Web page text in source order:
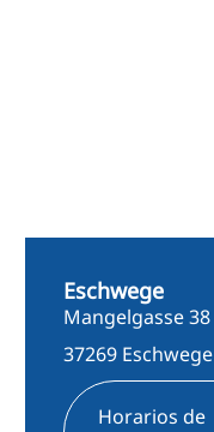
Eschwege
Mangelgasse 38
37269 Eschwege
Horarios de